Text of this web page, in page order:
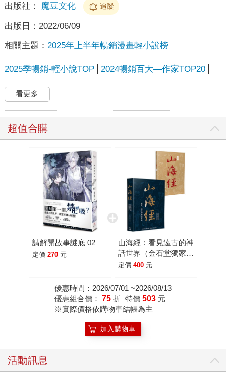
出版社： 魔豆文化 追蹤
出版日： 2022/06/09
相關主題： 2025年上半年暢銷漫畫輕小說榜
2025季暢銷-輕小說TOP 2024暢銷百大—作家TOP20
看更多
超值合購
請解開故事謎底 02
定價 270 元
山海經：看見遠古的神
話世界（金石堂獨家首
發 隨書附贈插圖手
定價 400 元
優惠時間：2026/07/01 ~2026/08/13
優惠組合價： 75 折 特價 503 元
※實際價格依購物車結帳為主
加入購物車
活動訊息